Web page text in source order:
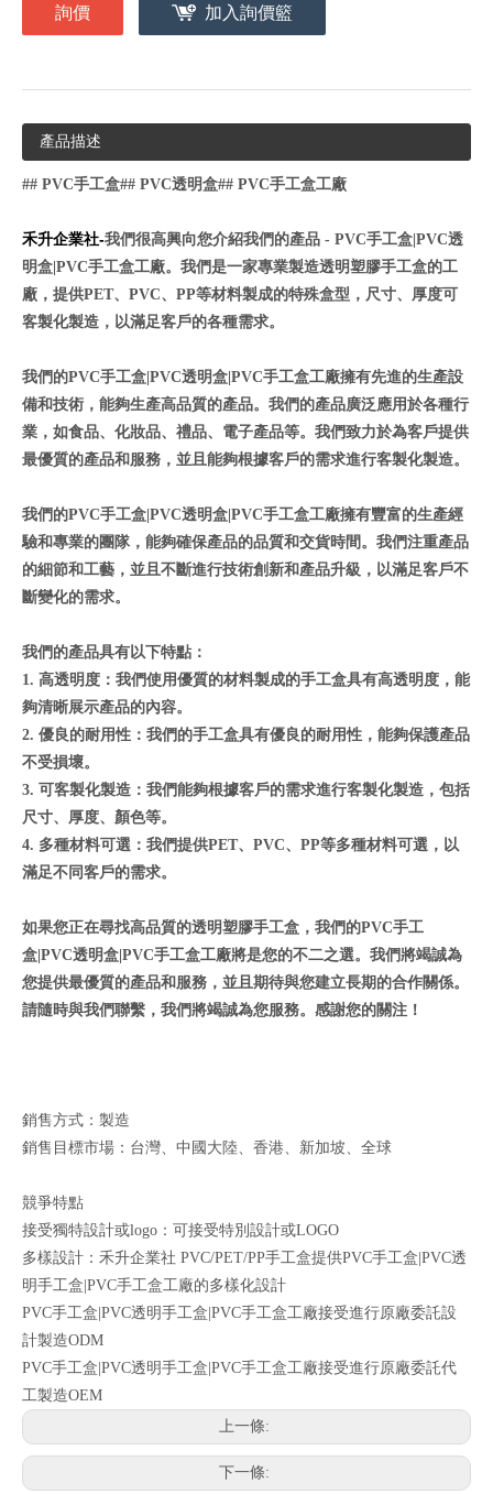
詢價 加入詢價籃
產品描述
## PVC手工盒## PVC透明盒## PVC手工盒工廠
禾升企業社-我們很高興向您介紹我們的產品 - PVC手工盒|PVC透
明盒|PVC手工盒工廠。我們是一家專業製造透明塑膠手工盒的工
廠，提供PET、 PVC、 PP等材料製成的特殊盒型，尺寸、厚度可
客製化製造，以滿足客戶的各種需求。
我們的PVC手工盒|PVC透明盒|PVC手工盒工廠擁有先進的生產設
備和技術，能夠生產高品質的產品。我們的產品廣泛應用於各種行
業，如食品、化妝品、禮品、電子產品等。我們致力於為客戶提供
最優質的產品和服務，並且能夠根據客戶的需求進行客製化製造。
我們的PVC手工盒|PVC透明盒|PVC手工盒工廠擁有豐富的生產經
驗和專業的團隊，能夠確保產品的品質和交貨時間。我們注重產品
的細節和工藝，並且不斷進行技術創新和產品升級，以滿足客戶不
斷變化的需求。
我們的產品具有以下特點：
1. 高透明度：我們使用優質的材料製成的手工盒具有高透明度，能
夠清晰展示產品的內容。
2. 優良的耐用性：我們的手工盒具有優良的耐用性，能夠保護產品
不受損壞。
3. 可客製化製造：我們能夠根據客戶的需求進行客製化製造，包括
尺寸、厚度、顏色等。
4. 多種材料可選：我們提供PET、 PVC、 PP等多種材料可選，以
滿足不同客戶的需求。
如果您正在尋找高品質的透明塑膠手工盒，我們的PVC手工
盒|PVC透明盒|PVC手工盒工廠將是您的不二之選。我們將竭誠為
您提供最優質的產品和服務，並且期待與您建立長期的合作關係。
請隨時與我們聯繫，我們將竭誠為您服務。感謝您的關注！
銷售方式：製造
銷售目標市場：台灣、中國大陸、香港、新加坡、全球
競爭特點
接受獨特設計或logo：可接受特別設計或LOGO
多樣設計：禾升企業社 PVC/PET/PP手工盒提供PVC手工盒|PVC透
明手工盒|PVC手工盒工廠的多樣化設計
PVC手工盒|PVC透明手工盒|PVC手工盒工廠接受進行原廠委託設
計製造ODM
PVC手工盒|PVC透明手工盒|PVC手工盒工廠接受進行原廠委託代
工製造OEM
上一條:
下一條: